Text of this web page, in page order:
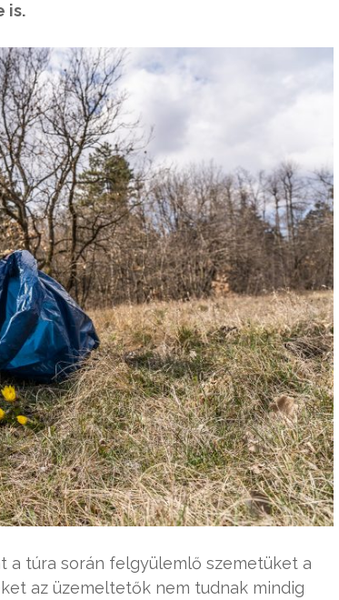
is.
a túra során felgyülemlő szemetüket a
az üzemeltetők nem tudnak mindig